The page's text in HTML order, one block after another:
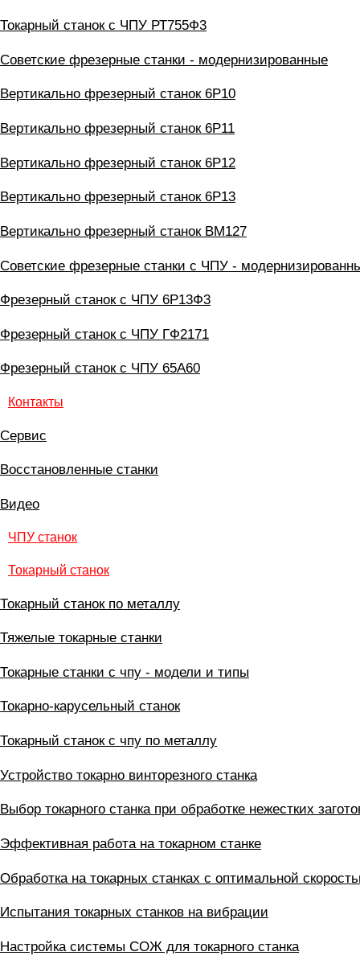
Токарный станок с ЧПУ РТ755Ф3
Советские фрезерные станки - модернизированные
Вертикально фрезерный станок 6Р10
Вертикально фрезерный станок 6Р11
Вертикально фрезерный станок 6Р12
Вертикально фрезерный станок 6Р13
Вертикально фрезерный станок ВМ127
Советские фрезерные станки с ЧПУ -
Фрезерный станок с ЧПУ 6Р13Ф3
Фрезерный станок с ЧПУ ГФ2171
Фрезерный станок с ЧПУ 65А60
Контакты
Сервис
Восстановленные станки
Видео
ЧПУ станок
Токарный станок
Токарный станок по металлу
Тяжелые токарные станки
Токарные станки с чпу - модели и типы
Токарно-карусельный станок
Токарный станок с чпу по металлу
Устройство токарно винторезного станка
Выбор токарного станка при обработке нежестких
Эффективная работа на токарном станке
Обработка на токарных станках с оптимальной
Испытания токарных станков на вибрации
Настройка системы СОЖ для токарного станка